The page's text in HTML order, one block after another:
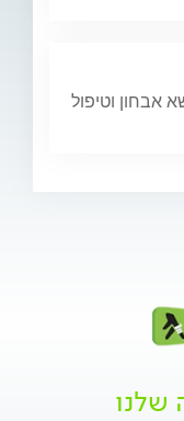
אבחון וטיפול
שלנו